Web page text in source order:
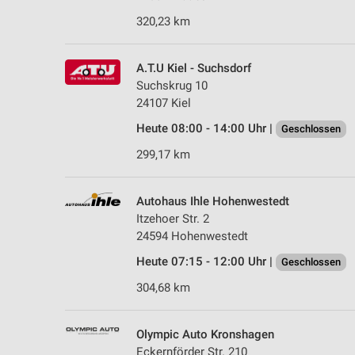
320,23 km
A.T.U Kiel - Suchsdorf
Suchskrug 10
24107 Kiel
Heute 08:00 - 14:00 Uhr |
Geschlossen
299,17 km
Autohaus Ihle Hohenwestedt
Itzehoer Str. 2
24594 Hohenwestedt
Heute 07:15 - 12:00 Uhr |
Geschlossen
304,68 km
Olympic Auto Kronshagen
Eckernförder Str. 210